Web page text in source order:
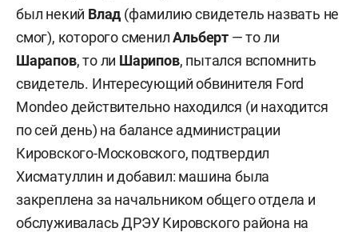
был некий Влад (фамилию свидетель назвать не
смог), которого сменилАльберт — то ли
Шарапов, то ли Шарипов, пытался вспомнить
свидетель. Интересующий обвинителя Ford
Mondeo действительно находился (и находится
по сей день) на балансе администрации
Кировского-Московского, подтвердил
Хисматуллин и добавил: машина была
закреплена за начальником общего отдела и
обслуживалась ДРЭУ Кировского района на